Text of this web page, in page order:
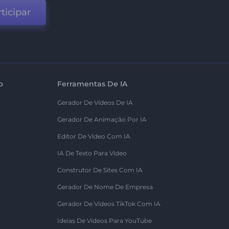
Ferramentas De IA
Gerador De Vídeos De IA
Gerador De Animação Por IA
Editor De Vídeo Com IA
IA De Texto Para Vídeo
Construtor De Sites Com IA
Gerador De Nome De Empresa
Gerador De Vídeos TikTok Com IA
Ideias De Vídeos Para YouTube